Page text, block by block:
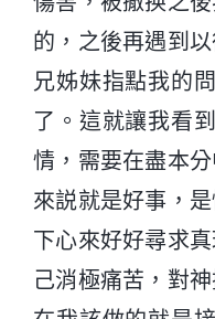
的，之後再遇到
兄姊妹指點我的
了。這就讓我看
情，需要在盡本
來説就是好事，
下心來好好尋求
己消極痛苦，對